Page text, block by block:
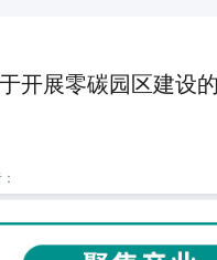
开展零碳园区建设